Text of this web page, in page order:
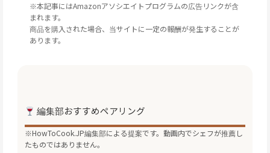
※本記事にはAmazonアソシエイトプログラムの広告リンクが含
まれます。
商品を購入された場合、当サイトに一定の報酬が発生することが
あります。
編集部おすすめペアリング
※HowToCook.JP編集部による提案です。動画内でシェフが推薦し
たものではありません。